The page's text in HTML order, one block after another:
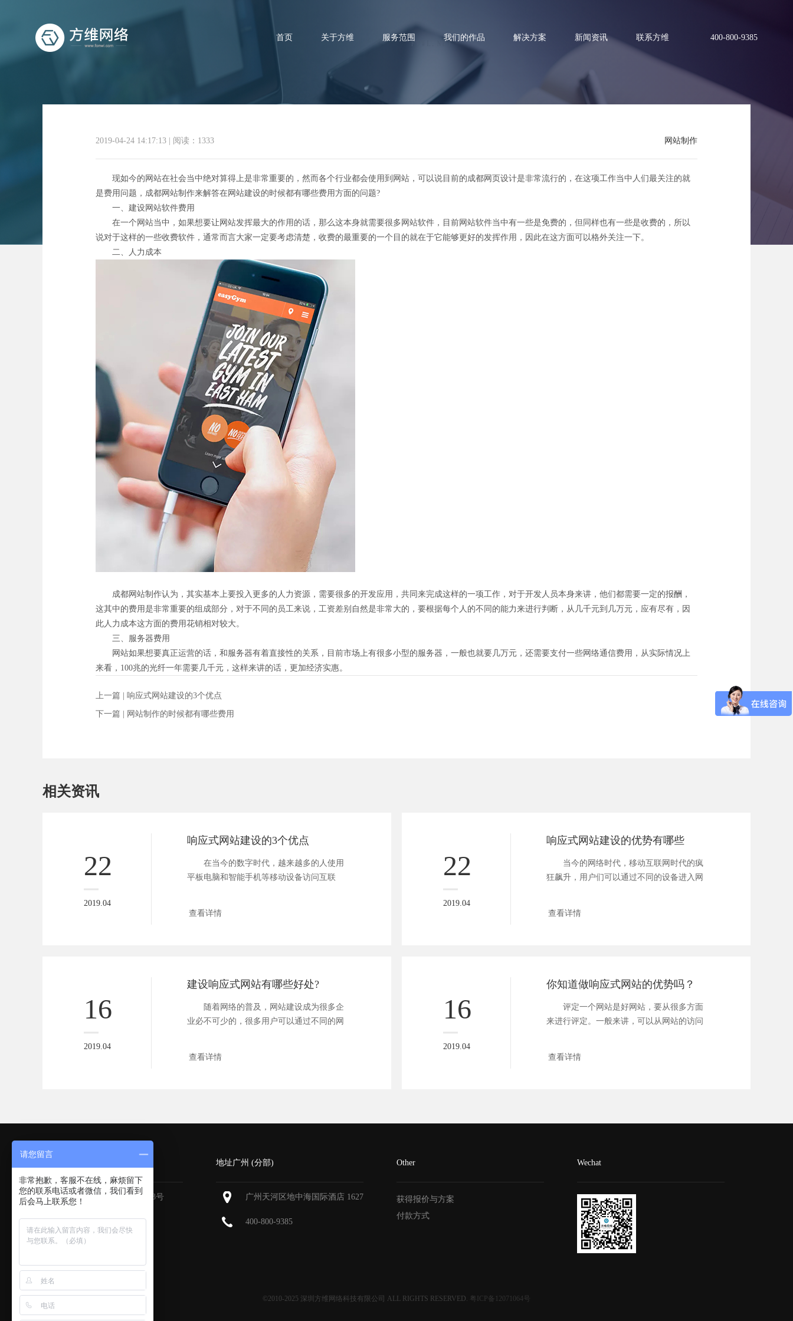
首页 关于方维 服务范围 我们的作品 解决方案 新闻资讯 联系方维 400-800-9385
网站制作的时候都有哪些费用？
网站制作
2019-04-24 14:17:13 阅读：1333
现如今的网站在社会当中绝对算得上是非常重要的，然而各个行业都会使用到网站，可以说目前的成都网页设计是非常流行的，在这项工作当中人们最关注的就
是费用问题，成都网站制作来解答在网站建设的时候都有哪些费用方面的问题?
一、建设网站软件费用
在一个网站当中，如果想要让网站发挥最大的作用的话，那么这本身就需要很多网站软件，目前网站软件当中有一些是免费的，但同样也有一些是收费的，所以
说对于这样的一些收费软件，通常而言大家一定要考虑清楚，收费的最重要的一个目的就在于它能够更好的发挥作用，因此在这方面可以格外关注一下。
二、人力成本
成都网站制作认为，其实基本上要投入更多的人力资源，需要很多的开发应用，共同来完成这样的一项工作，对于开发人员本身来讲，他们都需要一定的报酬，
这其中的费用是非常重要的组成部分，对于不同的员工来说，工资差别自然是非常大的，要根据每个人的不同的能力来进行判断，从几千元到几万元，应有尽有，因
此人力成本这方面的费用花销相对较大。
三、服务器费用
网站如果想要真正运营的话，和服务器有着直接性的关系，目前市场上有很多小型的服务器，一般也就要几万元，还需要支付一些网络通信费用，从实际情况上
来看，100兆的光纤一年需要几千元，这样来讲的话，更加经济实惠。
上一篇 | 响应式网站建设的3个优点
下一篇 | 网站制作的时候都有哪些费用
相关资讯
22
2019.04
响应式网站建设的3个优点
在当今的数字时代，越来越多的人使用
平板电脑和智能手机等移动设备访问互联
查看详情
22
2019.04
响应式网站建设的优势有哪些
当今的网络时代，移动互联网时代的疯
狂飙升，用户们可以通过不同的设备进入网
查看详情
16
2019.04
建设响应式网站有哪些好处?
随着网络的普及，网站建设成为很多企
业必不可少的，很多用户可以通过不同的网
查看详情
16
2019.04
你知道做响应式网站的优势吗？
评定一个网站是好网站，要从很多方面
来进行评定。一般来讲，可以从网站的访问
查看详情
深圳福田区深南大道6013号
400-800-9385
地址广州 (分部)
广州天河区地中海国际酒店 1627
400-800-9385
Other
获得报价与方案
付款方式
Wechat
©2010-2025 深圳方维网络科技有限公司 ALL RIGHTS RESERVED. 粤ICP备12071064号
请您留言
非常抱歉，客服不在线，麻烦留下
您的联系电话或者微信，我们看到
后会马上联系您！